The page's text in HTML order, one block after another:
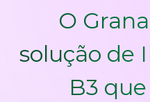
O
solução de
B3